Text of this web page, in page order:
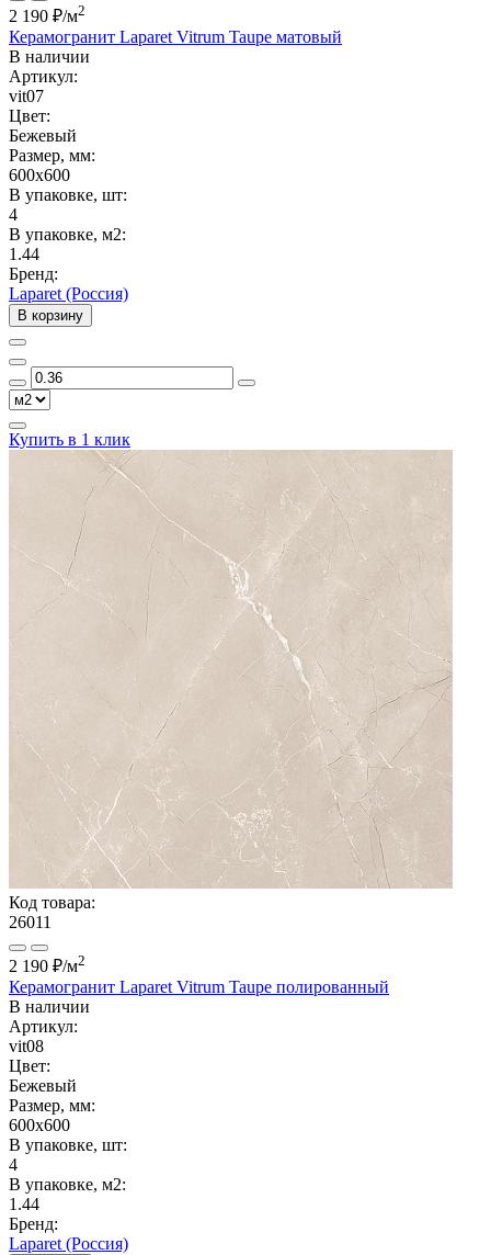
2 190 ₽/м2
Керамогранит Laparet Vitrum Taupe матовый
В наличии
Артикул:
vit07
Цвет:
Бежевый
Размер, мм:
600x600
В упаковке, шт:
4
В упаковке, м2:
1.44
Бренд:
Laparet (Россия)
В корзину
Купить в 1 клик
Код товара:
26011
2 190 ₽/м2
Керамогранит Laparet Vitrum Taupe полированный
В наличии
Артикул:
vit08
Цвет:
Бежевый
Размер, мм:
600x600
В упаковке, шт:
4
В упаковке, м2:
1.44
Бренд:
Laparet (Россия)